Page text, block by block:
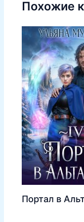
Похожие
Портал в